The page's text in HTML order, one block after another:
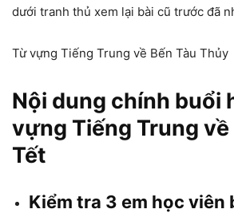
dưới tranh thủ xem lại bài cũ trước đã
Từ vựng Tiếng Trung về Bến Tàu Thủy
Nội dung chính buổi
vựng Tiếng Trung về
Tết
Kiểm tra 3 em học viên